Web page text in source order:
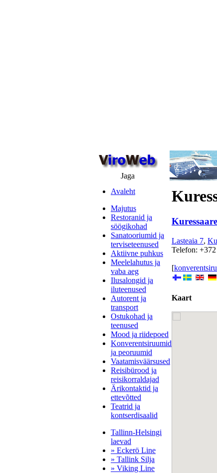
Jaga
Avaleht
Majutus
Restoranid ja
söögikohad
Sanatooriumid ja
terviseteenused
Aktiivne puhkus
Meelelahutus ja
vaba aeg
Ilusalongid ja
iluteenused
Autorent ja
transport
Ostukohad ja
teenused
Mood ja riidepoed
Konverentsiruumid
ja peoruumid
Vaatamisväärsused
Reisibürood ja
reisikorraldajad
Ärikontaktid ja
ettevõtted
Teatrid ja
kontserdisaalid
Tallinn-Helsingi
laevad
» Eckerö Line
» Tallink Silja
» Viking Line
Lasteaia 7,
Telefon:
[
Kaart